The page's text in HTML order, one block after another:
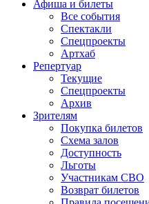
Афиша и билеты
Все события
Спектакли
Спецпроекты
Артхаб
Репертуар
Текущие
Спецпроекты
Архив
Зрителям
Покупка билетов
Схема залов
Доступность
Льготы
Участникам СВО
Возврат билетов